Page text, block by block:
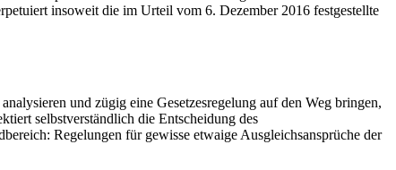
insoweit die im Urteil vom 6. Dezember 2016 festgestellte
und zügig eine Gesetzesregelung auf den Weg bringen,
selbstverständlich die Entscheidung des
Regelungen für gewisse etwaige Ausgleichsansprüche der